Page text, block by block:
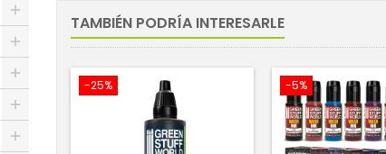
TAMBIÉN PODRÍA INTERESARLE
-25% -5%